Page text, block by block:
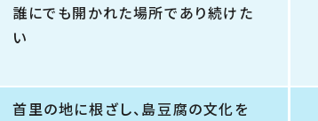
誰にでも開かれた場所であり続けた
い
首里の地に根ざし、島豆腐の文化を